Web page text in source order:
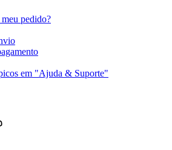
pedido?
em "Ajuda & Suporte"